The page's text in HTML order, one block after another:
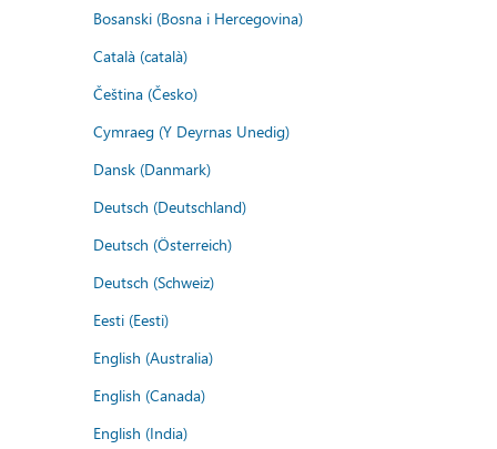
Bosanski (Bosna i Hercegovina)
Català (català)
Čeština (Česko)
Cymraeg (Y Deyrnas Unedig)
Dansk (Danmark)
Deutsch (Deutschland)
Deutsch (Österreich)
Deutsch (Schweiz)
Eesti (Eesti)
English (Australia)
English (Canada)
English (India)